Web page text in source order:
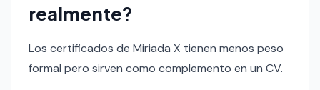
realmente?
Los certificados de Miriada X tienen menos peso
formal pero sirven como complemento en un CV.